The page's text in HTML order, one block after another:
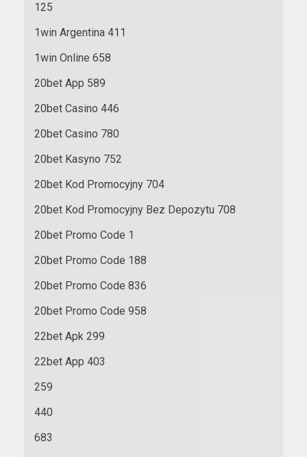
125
1win Argentina 411
1win Online 658
20bet App 589
20bet Casino 446
20bet Casino 780
20bet Kasyno 752
20bet Kod Promocyjny 704
20bet Kod Promocyjny Bez Depozytu 708
20bet Promo Code 1
20bet Promo Code 188
20bet Promo Code 836
20bet Promo Code 958
22bet Apk 299
22bet App 403
259
440
683